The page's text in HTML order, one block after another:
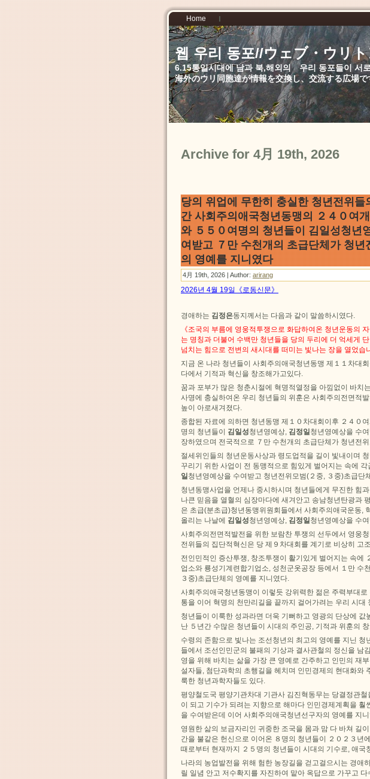
Home
웹 우리 동포//ウェブ・ウリ
6.15통일시대에 남과 북,해외의 우리 동포들이 서
海外のウリ同胞達が情報を交換し、交流する広場で
Archive for 4月 19th, 2026
당의 위업에 무한히 충실한 청년전위
간 사회주의애국청년동맹의 ２４０여
와 ５５０여명의 청년들이 김일성청년
여받고 ７만 수천개의 초급단체가 청
의 영예를 지니였다
4月 19th, 2026 | Author: arirang
2026년 4월 19일《로동신문》
경애하는 김정은동지께서는 다음과 같이 말씀하시였다.
《조국의 부름에 영웅적투쟁으로 화답하여온 청년운동의
는 명칭과 더불어 수백만 청년들을 당의 두리에 더 억세게
넘치는 힘으로 전변의 새시대를 떠미는 빛나는 장을 열었습
지금 온 나라 청년들이 사회주의애국청년동맹 제１１차대
다에서 기적과 혁신을 창조해가고있다.
꿈과 포부가 많은 청춘시절에 혁명적열정을 아낌없이 바치
사명에 충실하여온 우리 청년들의 위훈은 사회주의전면적
높이 아로새겨졌다.
종합된 자료에 의하면 청년동맹 제１０차대회이후 ２４０
명의 청년들이 김일성청년영예상, 김정일청년영예상을 수
장하였으며 전국적으로 ７만 수천개의 초급단체가 청년전
절세위인들의 청년운동사상과 령도업적을 길이 빛내이며
꾸리기 위한 사업이 전 동맹적으로 힘있게 벌어지는 속에 각
일청년영예상을 수여받고 청년전위모범(２중, ３중)초급단
청년동맹사업을 언제나 중시하시며 청년들에게 무진한 힘
나큰 믿음을 열혈의 심장마다에 새겨안고 송남청년탄광과
은 초급(분초급)청년동맹위원회들에서 사회주의애국운동,
올리는 나날에 김일성청년영예상, 김정일청년영예상을 수여
사회주의전면적발전을 위한 보람찬 투쟁의 선두에서 영웅
전위들의 집단적혁신은 당 제９차대회를 계기로 비상히 고
전인민적인 증산투쟁, 창조투쟁이 활기있게 벌어지는 속에
업소와 룡성기계련합기업소, 성천군옷공장 등에서 １만 수
３중)초급단체의 영예를 지니였다.
사회주의애국청년동맹이 이렇듯 강위력한 젊은 주력부대
통을 이어 혁명의 천만리길을 끝까지 걸어가려는 우리 시대
청년들이 이룩한 성과라면 더욱 기뻐하고 영광의 단상에
난 ５년간 수많은 청년들이 시대의 주인공, 기적과 위훈의
수령의 존함으로 빛나는 조선청년의 최고의 영예를 지닌
들에서 조선인민군의 불패의 기상과 결사관철의 정신을 남
영을 위해 바치는 삶을 가장 큰 영예로 간주하고 인민의 재
설자들, 첨단과학의 초행길을 헤치며 인민경제의 현대화와
룩한 청년과학자들도 있다.
평양철도국 평양기관차대 기관사 김진혁동무는 당결정관
이 되고 기수가 되려는 지향으로 해마다 인민경제계획을 훨
을 수여받은데 이어 사회주의애국청년선구자의 영예를 지니
영원한 삶의 보금자리인 귀중한 조국을 몸과 맘 다 바쳐 길
간을 불같은 헌신으로 이어온 ８명의 청년들이 ２０２３년
때로부터 현재까지 ２５명의 청년들이 시대의 기수로, 애국
나라의 농업발전을 위해 험한 농장길을 걷고걸으시는 경애
릴 일념 안고 저수확지를 자진하여 맡아 옥답으로 가꾸고